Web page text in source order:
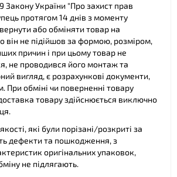
Закону України "Про захист прав
протягом 14 днів з моменту
або обміняти товар на
він не підійшов за формою, розміром,
причин і при цьому товар не
не проводився його монтаж та
вигляд, є розрахункові документи,
При обміні чи поверненні товару
товару здійснюється виключно
які були порізані/розкриті за
дефекти та пошкодження, з
оригінальних упаковок,
не підлягають.